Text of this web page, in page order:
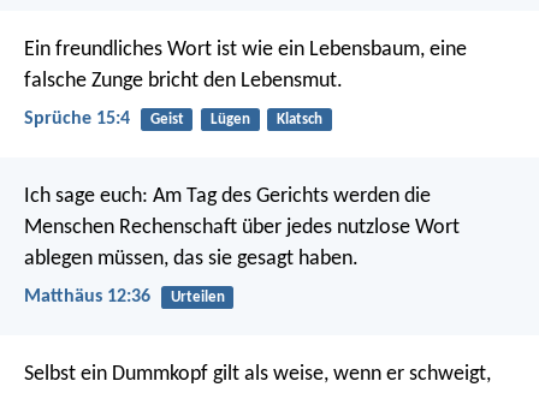
Ein freundliches Wort ist wie ein Lebensbaum, eine
falsche Zunge bricht den Lebensmut.
Sprüche 15:4 Geist Lügen Klatsch
Ich sage euch: Am Tag des Gerichts werden die
Menschen Rechenschaft über jedes nutzlose Wort
ablegen müssen, das sie gesagt haben.
Matthäus 12:36 Urteilen
Selbst ein Dummkopf gilt als weise, wenn er schweigt,